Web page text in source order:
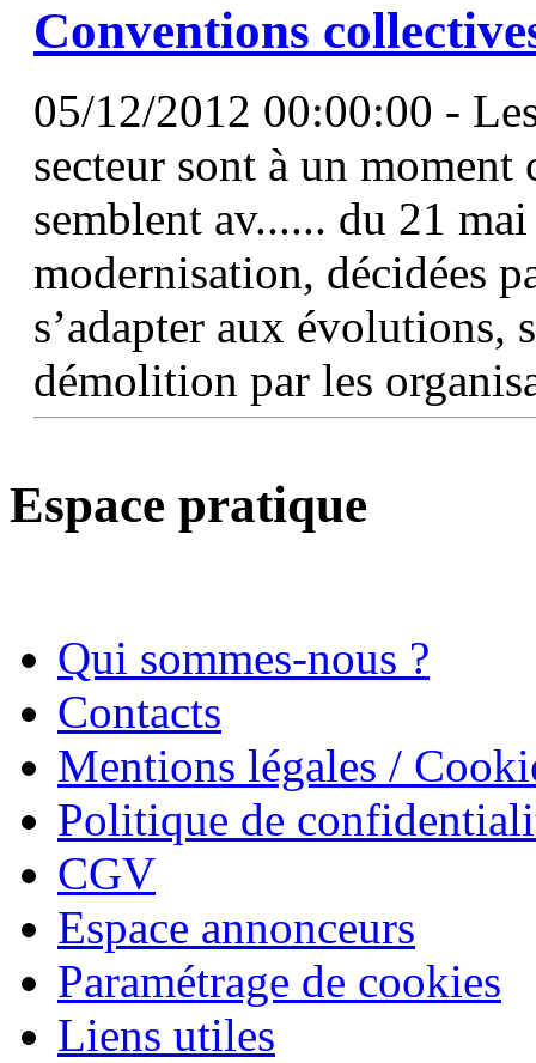
Conventions
05/12/2012 00:00:00 -
secteur sont à un moment
semblent av...... du 21
modernisation, décidées
s’adapter aux évolutions,
démolition par les
Espace pratique
Qui sommes-nous ?
Contacts
Mentions légales /
Politique de
CGV
Espace annonceurs
Paramétrage de cookies
Liens utiles